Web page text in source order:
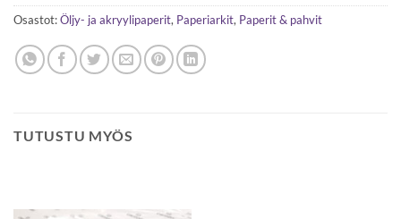
Osastot:Öljy- ja akryylipaperit, Paperiarkit, Paperit & pahvit
TUTUSTU MYÖS